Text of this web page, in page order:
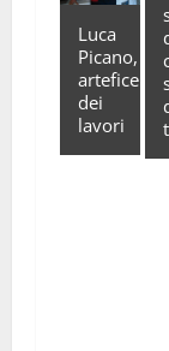
Luca
Picano,
artefice
dei
lavori